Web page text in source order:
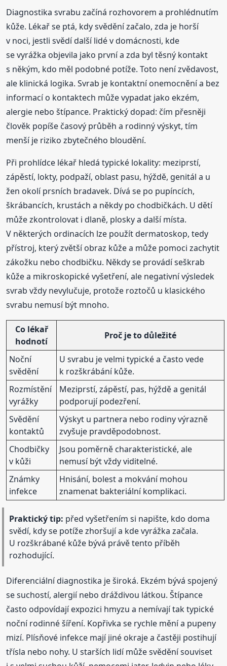
Diagnostika svrabu začíná rozhovorem a prohlédnutím
kůže. Lékař se ptá, kdy svědění začalo, zda je horší
v noci, jestli svědí další lidé v domácnosti, kde
se vyrážka objevila jako první a zda byl těsný kontakt
s někým, kdo měl podobné potíže. Toto není zvědavost,
ale klinická logika. Svrab je kontaktní onemocnění a bez
informací o kontaktech může vypadat jako ekzém,
alergie nebo štípance. Praktický dopad: čím přesněji
člověk popíše časový průběh a rodinný výskyt, tím
menší je riziko zbytečného bloudění.
Při prohlídce lékař hledá typické lokality: meziprstí,
zápěstí, lokty, podpaží, oblast pasu, hýždě, genitál a u
žen okolí prsních bradavek. Dívá se po pupíncích,
škrábancích, krustách a někdy po chodbičkách. U dětí
může zkontrolovat i dlaně, plosky a další místa.
V některých ordinacích lze použít dermatoskop, tedy
přístroj, který zvětší obraz kůže a může pomoci zachytit
zákožku nebo chodbičku. Někdy se provádí seškrab
kůže a mikroskopické vyšetření, ale negativní výsledek
svrab vždy nevylučuje, protože roztočů u klasického
svrabu nemusí být mnoho.
Co lékař
hodnotí
Proč je to důležité
Noční
svědění
U svrabu je velmi typické a často vede
k rozškrábání kůže.
Rozmístění
vyrážky
Meziprstí, zápěstí, pas, hýždě a genitál
podporují podezření.
Svědění
kontaktů
Výskyt u partnera nebo rodiny výrazně
zvyšuje pravděpodobnost.
Chodbičky
v kůži
Jsou poměrně charakteristické, ale
nemusí být vždy viditelné.
Známky
infekce
Hnisání, bolest a mokvání mohou
znamenat bakteriální komplikaci.
Praktický tip: před vyšetřením si napište, kdo doma
svědí, kdy se potíže zhoršují a kde vyrážka začala.
U rozškrábané kůže bývá právě tento příběh
rozhodující.
Diferenciální diagnostika je široká. Ekzém bývá spojený
se suchostí, alergií nebo dráždivou látkou. Štípance
často odpovídají expozici hmyzu a nemívají tak typické
noční rodinné šíření. Kopřivka se rychle mění a pupeny
mizí. Plísňové infekce mají jiné okraje a častěji postihují
třísla nebo nohy. U starších lidí může svědění souviset